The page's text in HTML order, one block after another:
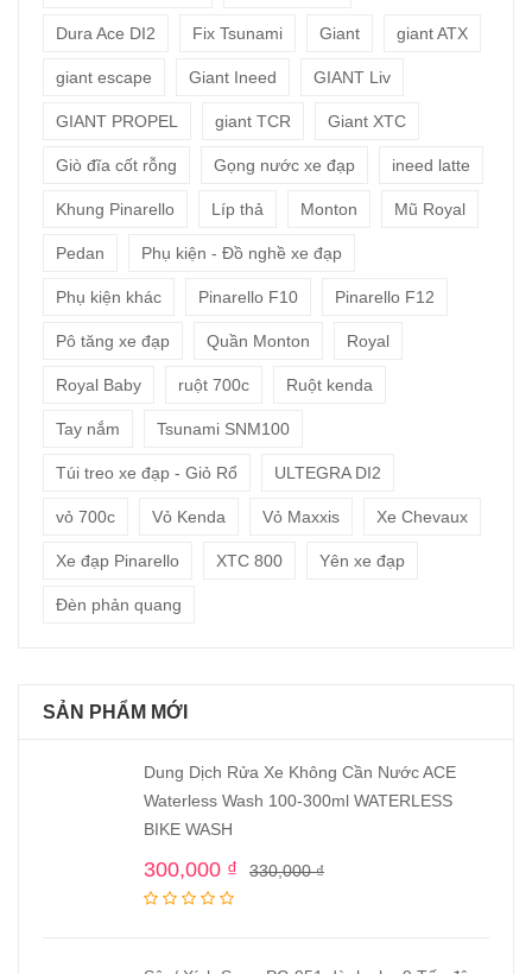
Dura Ace DI2 Fix Tsunami Giant giant ATX
giant escape Giant Ineed GIANT Liv
GIANT PROPEL giant TCR Giant XTC
Giò đĩa cốt rỗng Gọng nước xe đạp ineed latte
Khung Pinarello Líp thả Monton Mũ Royal
Pedan Phụ kiện - Đồ nghề xe đạp
Phụ kiện khác Pinarello F10 Pinarello F12
Pô tăng xe đạp Quần Monton Royal
Royal Baby ruột 700c Ruột kenda
Tay nắm Tsunami SNM100
Túi treo xe đạp - Giỏ Rổ ULTEGRA DI2
vỏ 700c Vỏ Kenda Vỏ Maxxis Xe Chevaux
Xe đạp Pinarello XTC 800 Yên xe đạp
Đèn phản quang
SẢN PHẨM MỚI
Dung Dịch Rửa Xe Không Cần Nước ACE
Waterless Wash 100-300ml WATERLESS
BIKE WASH
330,000₫
300,000 ₫